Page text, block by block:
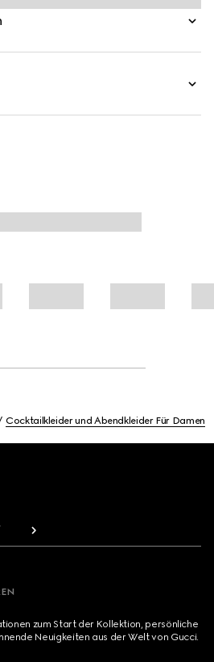
wird mittig am Ausschnitt von
Kristallen geziert.
Cocktailkleider und Abendkleider Für Damen
zum Start der Kollektion, persönliche
Neuigkeiten aus der Welt von Gucci.